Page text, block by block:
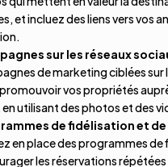
et incluez des liens vers vos
sur les réseaux
de marketing ciblées sur
vos propriétés
utilisant des photos et des
de fidélisation et
en place des programmes
les réservations répétées